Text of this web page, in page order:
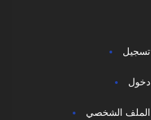
تسجيل
دخول
الملف الشخصي